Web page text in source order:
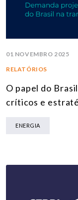
01 NOVEMBRO 2025
RELATÓRIOS
O papel do
críticos e
ENERGIA